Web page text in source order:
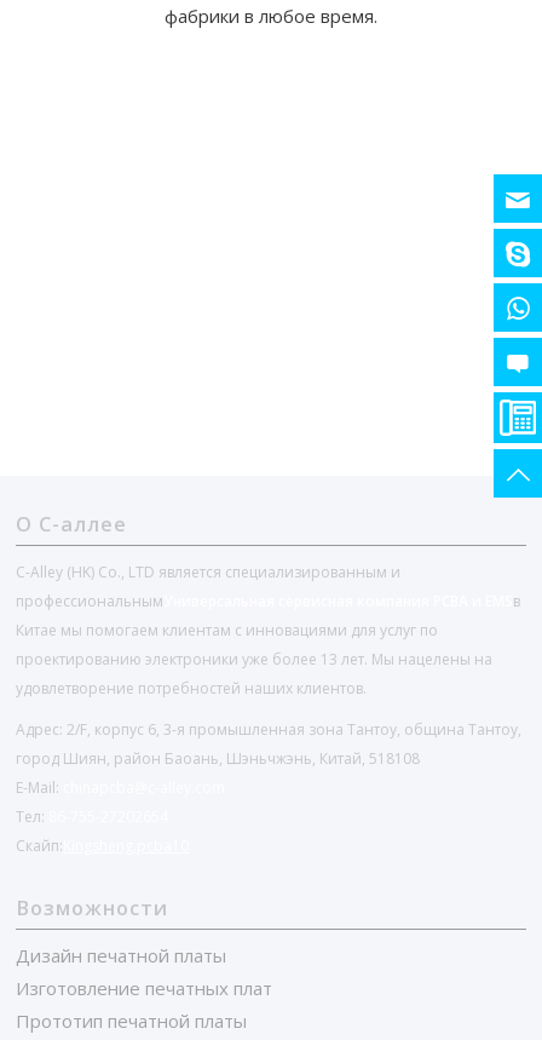
фабрики в любое время.
О С-аллее
C-Alley (HK) Co., LTD является специализированным и
профессиональным
в
Китае мы помогаем клиентам с инновациями для услуг по
проектированию электроники уже более 13 лет. Мы нацелены на
удовлетворение потребностей наших клиентов.
Адрес: 2/F, корпус 6, 3-я промышленная зона Тантоу, община Тантоу,
город Шиян, район Баоань, Шэньчжэнь, Китай, 518108
E-Mail:
Тел:
Скайп:
Возможности
Дизайн печатной платы
Изготовление печатных плат
Прототип печатной платы